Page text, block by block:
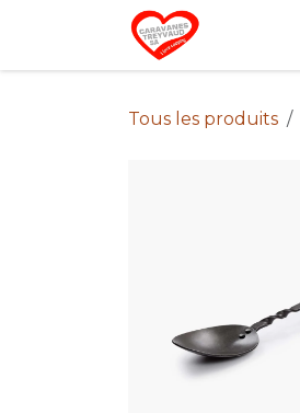
Se rendre au contenu
Tous les produits